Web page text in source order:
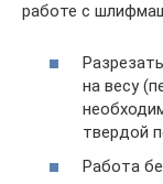
работе с
на весу
твердой
Работа